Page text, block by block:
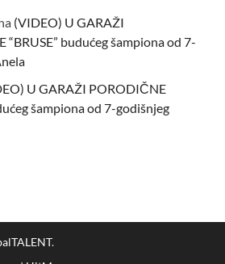
(VIDEO) U GARAŽI
“BRUSE” budućeg šampiona od 7-
U GARAŽI PORODIČNE
šampiona od 7-godišnjeg
.